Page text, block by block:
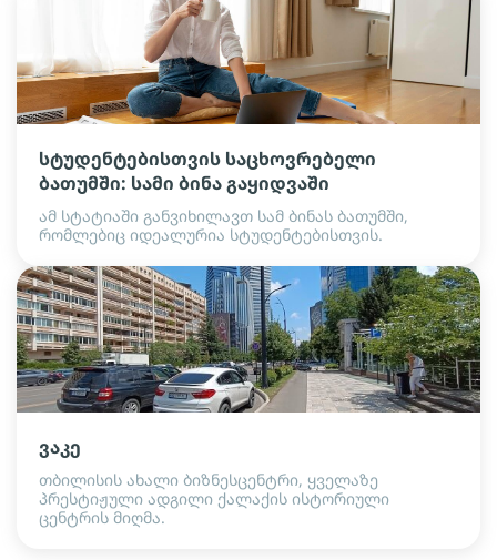
სტუდენტებისთვის საცხოვრებელი
ბათუმში: სამი ბინა გაყიდვაში
ამ სტატიაში განვიხილავთ სამ ბინას ბათუმში,
რომლებიც იდეალურია სტუდენტებისთვის.
ვაკე
თბილისის ახალი ბიზნესცენტრი, ყველაზე
პრესტიჟული ადგილი ქალაქის ისტორიული
ცენტრის მიღმა.